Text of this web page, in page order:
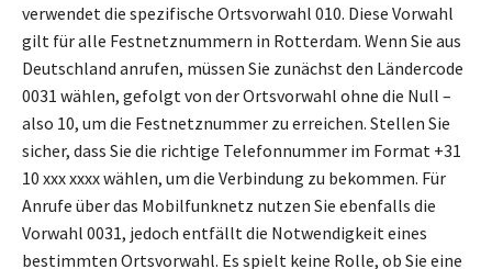
verwendet die spezifische Ortsvorwahl 010. Diese Vorwahl
gilt für alle Festnetznummern in Rotterdam. Wenn Sie aus
Deutschland anrufen, müssen Sie zunächst den Ländercode
0031 wählen, gefolgt von der Ortsvorwahl ohne die Null –
also 10, um die Festnetznummer zu erreichen. Stellen Sie
sicher, dass Sie die richtige Telefonnummer im Format +31
10 xxx xxxx wählen, um die Verbindung zu bekommen. Für
Anrufe über das Mobilfunknetz nutzen Sie ebenfalls die
Vorwahl 0031, jedoch entfällt die Notwendigkeit eines
bestimmten Ortsvorwahl. Es spielt keine Rolle, ob Sie eine